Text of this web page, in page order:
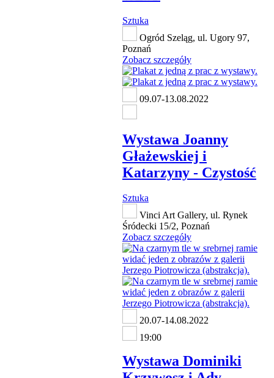
Sztuka
Ogród Szeląg, ul. Ugory 97,
Poznań
Zobacz szczegóły
09.07-13.08.2022
Wystawa Joanny
Głażewskiej i
Katarzyny - Czystość
Sztuka
Vinci Art Gallery, ul. Rynek
Śródecki 15/2, Poznań
Zobacz szczegóły
20.07-14.08.2022
19:00
Wystawa Dominiki